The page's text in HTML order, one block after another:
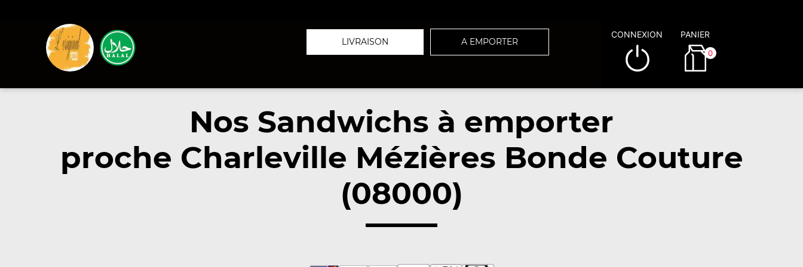
LIVRAISON A EMPORTER
CONNEXION PANIER
0
Nos Sandwichs à emporter
proche Charleville Mézières Bonde Couture
(08000)